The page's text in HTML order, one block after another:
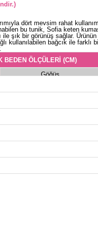
dört mevsim rahat
bu tunik, Sofia keten
şık bir görünüş sağlar. Ürünün
kullanılabilen bağcık ile farklı
BEDEN ÖLÇÜLERİ (CM)
Göğüs
116